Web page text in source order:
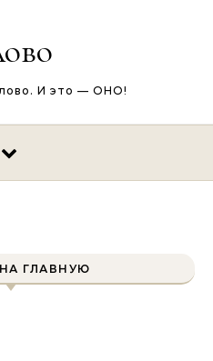
И это — ОНО!
ГЛАВНУЮ